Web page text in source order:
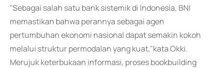
"Sebagai salah satu bank sistemik di Indonesia, BNI
memastikan bahwa perannya sebagai agen
pertumbuhan ekonomi nasional dapat semakin kokoh
melalui struktur permodalan yang kuat,"kata Okki.
Merujuk keterbukaan informasi, proses bookbuilding